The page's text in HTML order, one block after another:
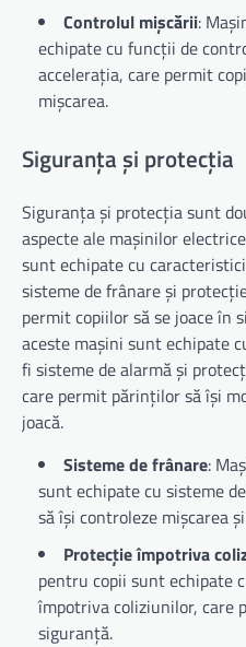
Controlul mișcării:
echipate cu funcții de
accelerația, care permit
mișcarea.
Siguranța și protecția
Siguranța și protecția sunt
aspecte ale mașinilor
sunt echipate cu
sisteme de frânare și
permit copiilor să se joace în
aceste mașini sunt echipate
fi sisteme de alarmă și
care permit părinților să își
joacă.
Sisteme de frânare:
sunt echipate cu sisteme
să își controleze mișcarea
Protecție împotriva
pentru copii sunt echipate
împotriva coliziunilor, care
siguranță.